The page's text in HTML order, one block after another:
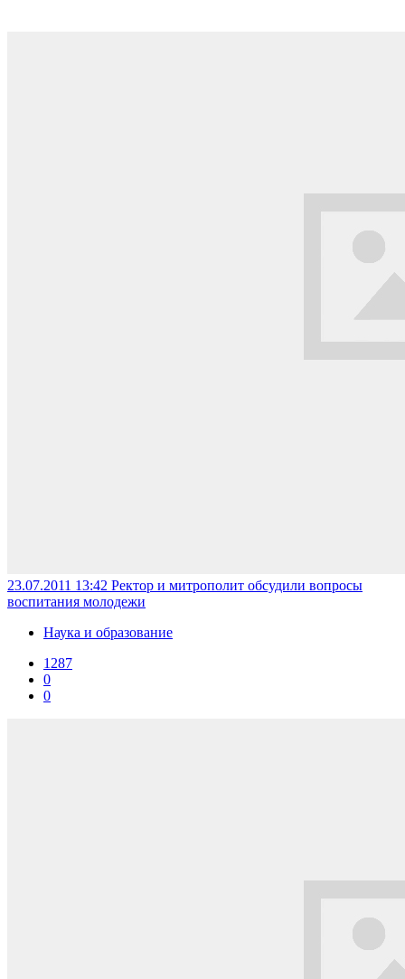
23.07.2011 13:42 Ректор и митрополит обсудили вопросы
воспитания молодежи
Наука и образование
1287
0
0